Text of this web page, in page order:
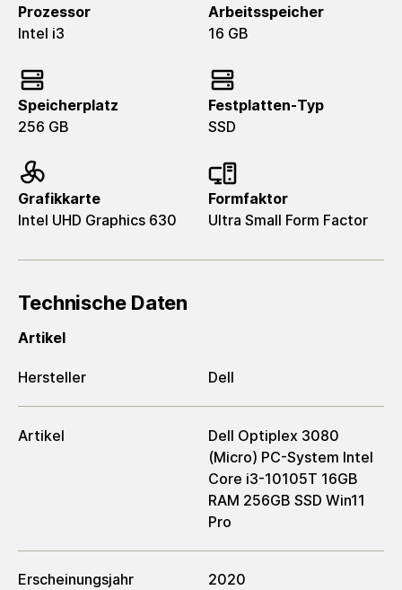
Prozessor
Intel i3
Arbeitsspeicher
16 GB
Speicherplatz
256 GB
Festplatten-Typ
SSD
Grafikkarte
Intel UHD Graphics 630
Formfaktor
Ultra Small Form Factor
Technische Daten
Artikel
Hersteller Dell
Artikel
Dell Optiplex 3080
(Micro) PC-System Intel
Core i3-10105T 16GB
RAM 256GB SSD Win11
Pro
Erscheinungsjahr 2020